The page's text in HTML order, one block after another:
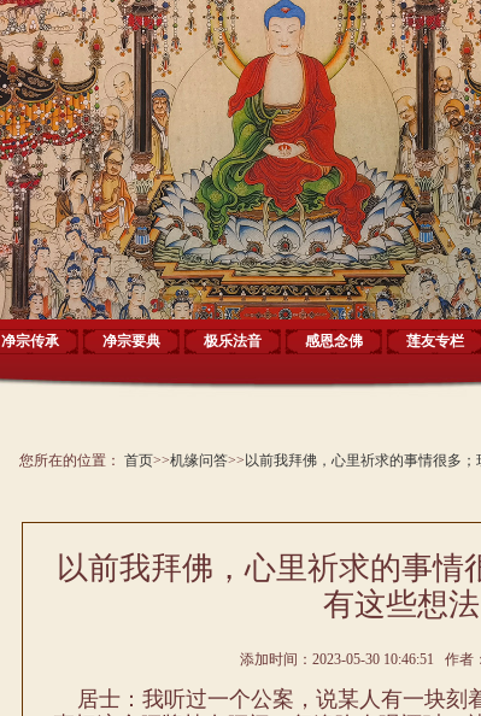
净宗传承 净宗要典 极乐法音 感恩念佛 莲友专栏
您所在的位置： 首页>>机缘问答>> 以前我拜佛，心里祈求的事情很多；
以前我拜佛，心里祈求的事情
有这些想法
添加时间：2023-05-30 10:46:51 作
居士：我听过一个公案，说某人有一块刻